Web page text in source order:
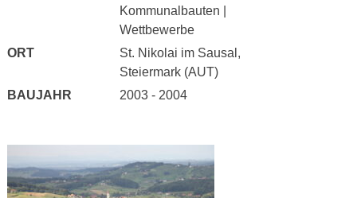
Kommunalbauten
Wettbewerbe
ORT
St. Nikolai im Sausal,
Steiermark (AUT)
BAUJAHR
2003 - 2004